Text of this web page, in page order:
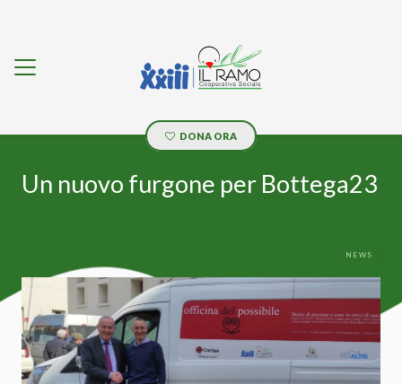
DONA ORA
Un nuovo furgone per Bottega23
NEWS